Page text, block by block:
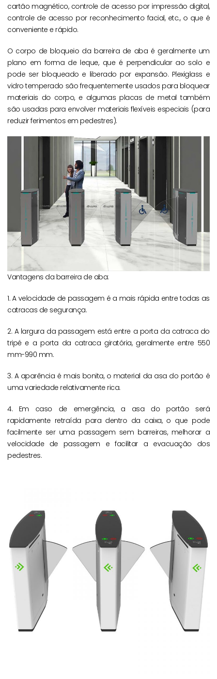
cartão magnético, controle de acesso por impressão digital,
controle de acesso por reconhecimento facial, etc., o que é
conveniente e rápido.
O corpo de bloqueio da barreira de aba é geralmente um
plano em forma de leque, que é perpendicular ao solo e
pode ser bloqueado e liberado por expansão. Plexiglass e
vidro temperado são frequentemente usados para bloquear
materiais do corpo, e algumas placas de metal também
são usadas para envolver materiais flexíveis especiais (para
reduzir ferimentos em pedestres).
Vantagens da barreira de aba:
1. A velocidade de passagem é a mais rápida entre todas as
catracas de segurança.
2. A largura da passagem está entre a porta da catraca do
tripé e a porta da catraca giratória, geralmente entre 550
mm-990 mm.
3. A aparência é mais bonita, o material da asa do portão é
uma variedade relativamente rica.
4. Em caso de emergência, a asa do portão será
rapidamente retraída para dentro da caixa, o que pode
facilmente ser uma passagem sem barreiras, melhorar a
velocidade de passagem e facilitar a evacuação dos
pedestres.